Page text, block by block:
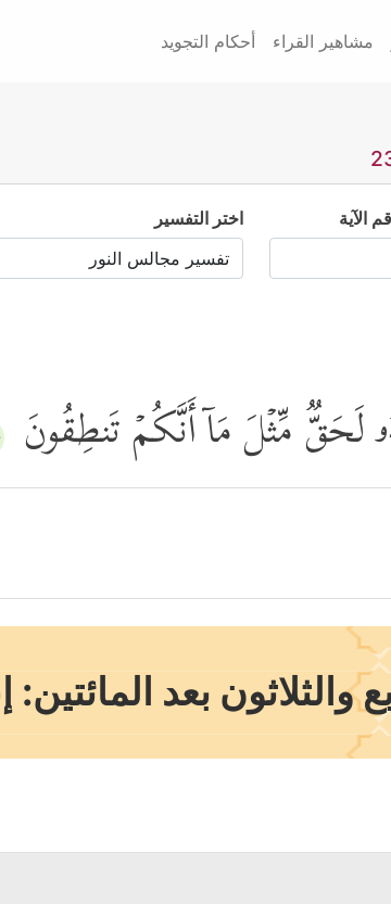
مشاهير القراء أحكام التجويد
الآية اختر التفسير
لَحَقࣱّ مِّثۡلَ مَاۤ أَنَّكُمۡ تَنطِقُونَ
والثلاثون بعد